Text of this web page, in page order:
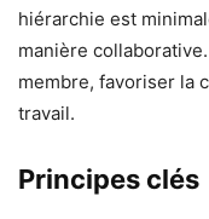
hiérarchie est
manière
membre, favoriser la
travail.
Principes clés